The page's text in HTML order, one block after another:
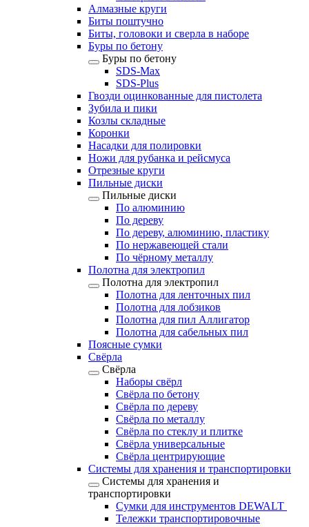
Алмазные круги
Биты поштучно
Биты, головоки и сверла в наборе
Буры по бетону
Буры по бетону
SDS-Max
SDS-Plus
Гвозди оцинкованные для пистолета
Зубила и пики
Козлы складные
Коронки
Насадки для полировки
Ножи для рубанка и рейсмуса
Отрезные круги
Пильные диски
Пильные диски
По алюминию
По дереву
По дереву, алюминию, пластику
По нержавеющей стали
По чёрному металлу
Полотна для электропил
Полотна для электропил
Полотна для ленточных пил
Полотна для лобзиков
Полотна для пил Аллигатор
Полотна для сабельных пил
Поясные сумки
Свёрла
Свёрла
Наборы свёрл
Свёрла по бетону
Свёрла по дереву
Свёрла по металлу
Свёрла по стеклу и плитке
Свёрла универсальные
Свёрла центрирующие
Системы для хранения и транспортировки
Системы для хранения и
транспортировки
Сумки для инструментов DEWALT
Тележки транспортировочные